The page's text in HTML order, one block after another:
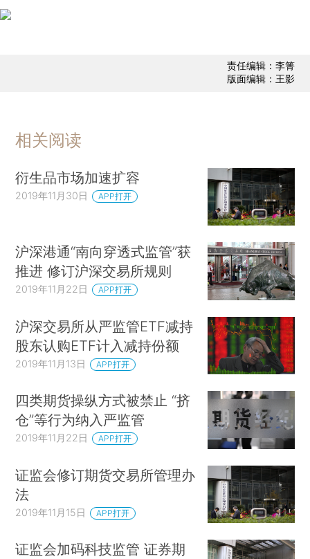
责任编辑：李箐
版面编辑：王影
相关阅读
衍生品市场加速扩容
2019年11月30日 APP打开
沪深港通“南向穿透式监管”获
推进 修订沪深交易所规则
2019年11月22日 APP打开
沪深交易所从严监管ETF减持
股东认购ETF计入减持份额
2019年11月13日 APP打开
四类期货操纵方式被禁止 “挤
仓”等行为纳入严监管
2019年11月22日 APP打开
证监会修订期货交易所管理办
法
2019年11月15日 APP打开
证监会加码科技监管 证券期